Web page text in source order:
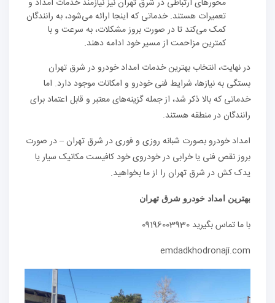
محورهای ارتباطی در شرق تهران نیز نیازمند خدمات امداد و
تعمیرات هستند. خدماتی که اینجا ارائه می‌شود، به رانندگان
کمک می‌کند تا در صورت بروز مشکلات، به سرعت و با
کمترین مزاحمت از مسیر خود ادامه دهند.
در نهایت، انتخاب بهترین خدمات امداد خودرو در شرق تهران
بستگی به نیازها، شرایط فنی خودرو و امکانات موجود دارد. اما
خدماتی که بالا ذکر شد، از جمله گزینه‌های معتبر و قابل اعتماد برای
رانندگان در منطقه هستند.
امداد خودرو بصورت شبانه روزی و فوری در شرق تهران – در صورت
بروز نقص فنی یا خرابی در خودروی خود کافیست مکانیک سیار یا
یدک کش در شرق تهران را از ما بخواهید.
بهترین امداد خودرو شرق تهران
با ما تماس بگیرید 09196003930
emdadkhodronaji.com